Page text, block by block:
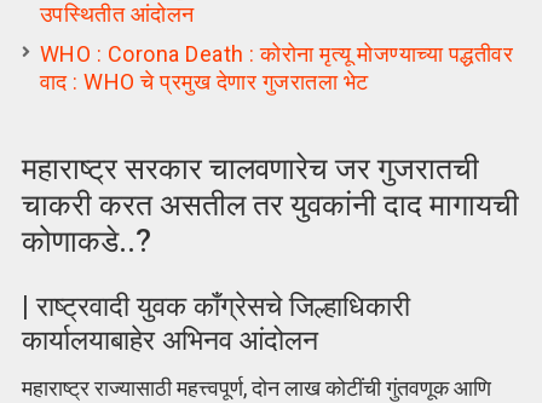
उपस्थितीत आंदोलन
WHO : Corona Death : कोरोना मृत्यू मोजण्याच्या पद्धतीवर
वाद : WHO चे प्रमुख देणार गुजरातला भेट
महाराष्ट्र सरकार चालवणारेच जर गुजरातची
चाकरी करत असतील तर युवकांनी दाद मागायची
कोणाकडे..?
| राष्ट्रवादी युवक काँग्रेसचे जिल्हाधिकारी
कार्यालयाबाहेर अभिनव आंदोलन
महाराष्ट्र राज्यासाठी महत्त्वपूर्ण, दोन लाख कोटींची गुंतवणूक आणि